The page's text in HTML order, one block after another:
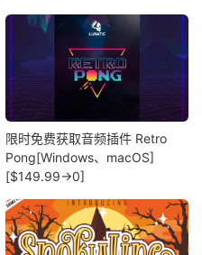
限时免费获取音频插件 Retro
Pong[Windows、macOS]
[$149.99→0]